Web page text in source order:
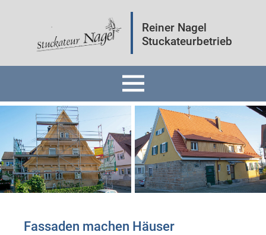
Reiner Nagel
Stuckateurbetrieb
Fassaden
Innenräume
Mineralputz
Fassaden machen Häuser